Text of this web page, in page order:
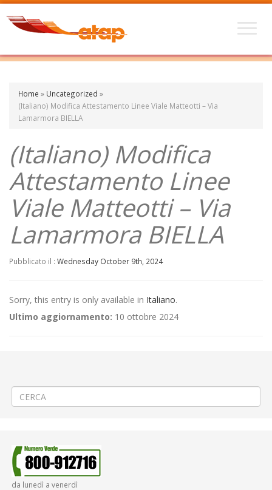
Home » Uncategorized »
(Italiano) Modifica Attestamento Linee Viale Matteotti – Via
Lamarmora BIELLA
(Italiano) Modifica
Attestamento Linee
Viale Matteotti – Via
Lamarmora BIELLA
Pubblicato il : Wednesday October 9th, 2024
Sorry, this entry is only available in Italiano.
Ultimo aggiornamento: 10 ottobre 2024
da lunedì a venerdì